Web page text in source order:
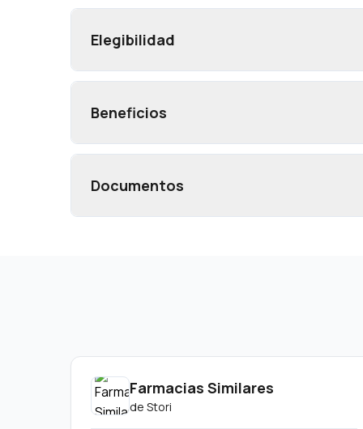
Elegibilidad
Beneficios
Documentos
Farmacias Similares
de Stori